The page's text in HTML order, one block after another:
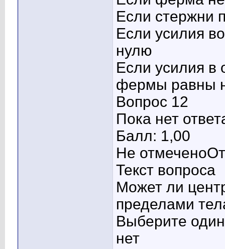
Если стержни
Если усилия
нулю
Если усилия в
фермы равны
Вопрос 12
Пока нет
Балл: 1,00
Не
Текст вопроса
Может ли
пределами
Выберите
нет